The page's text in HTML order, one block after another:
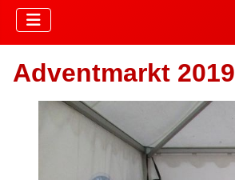
Adventmarkt 2019